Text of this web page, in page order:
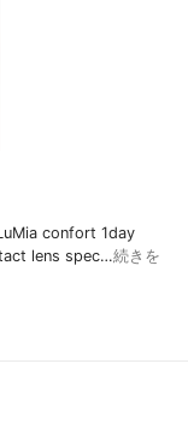
confort 1day
lens spec…続きを